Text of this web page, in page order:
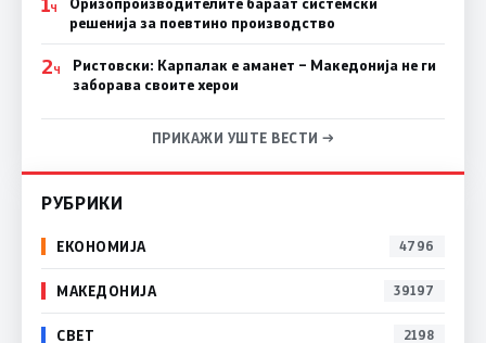
Ч
решенија за поевтино производство
2Ч
Ристовски: Карпалак е аманет – Македонија не ги
заборава своите херои
ПРИКАЖИ УШТЕ ВЕСТИ →
РУБРИКИ
ЕКОНОМИЈА 4796
МАКЕДОНИЈА 39197
СВЕТ 2198